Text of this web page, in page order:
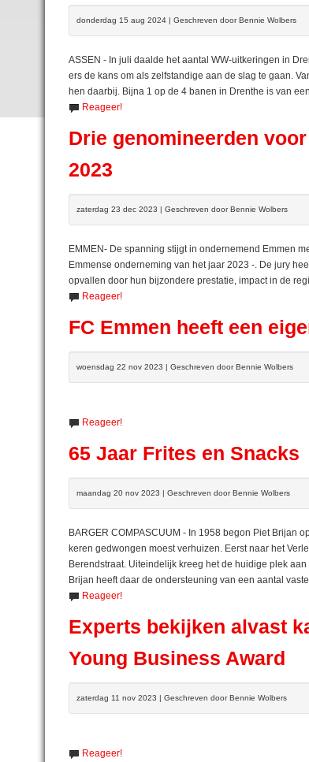
donderdag 15 aug 2024 | Geschreven door Bennie Wolbers
ASSEN - In juli daalde het aantal WW-uitkeringen in
ers de kans om als zelfstandige aan de slag te gaan.
hen daarbij. Bijna 1 op de 4 banen in Drenthe is van
Reageer!
Drie genomineerden
2023
zaterdag 23 dec 2023 | Geschreven door Bennie Wolbers
EMMEN- De spanning stijgt in ondernemend Emmen
Emmense onderneming van het jaar 2023 -. De jury
opvallen door hun bijzondere prestatie, impact in de
Reageer!
FC Emmen heeft een
woensdag 22 nov 2023 | Geschreven door Bennie Wolbers
Reageer!
65 Jaar Frites en Snacks
maandag 20 nov 2023 | Geschreven door Bennie Wolbers
BARGER COMPASCUUM - In 1958 begon Piet Brijan
keren gedwongen moest verhuizen. Eerst naar het
Berendstraat. Uiteindelijk kreeg het de huidige plek
Brijan heeft daar de ondersteuning van een aantal
Reageer!
Experts bekijken alvast
Young Business Award
zaterdag 11 nov 2023 | Geschreven door Bennie Wolbers
Reageer!